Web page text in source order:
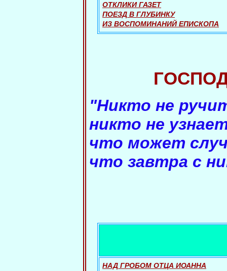
ОТКЛИКИ ГАЗЕТ
ПОЕЗД В ГЛУБИНКУ
ИЗ ВОСПОМИНАНИЙ ЕПИСКОПА
"Никто не
никто не
что может
что завтра с
НАД ГРОБОМ ОТЦА ИОАННА